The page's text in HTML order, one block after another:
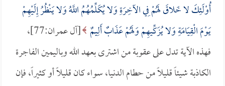
أُوْلَئِكَ لا خَلاقَ لَهُمْ فِي الآخِرَةِ وَلا يُكَلِّمُهُمُ اللَّهُ وَلا يَنْظُرُ إِلَيْهِمْ
يَوْمَ الْقِيَامَةِ وَلا يُزَكِّيهِمْ وَلَهُمْ عَذَابٌ أَلِيمٌ
[آل عمران:77]،
فهذه الآية تدل على عقوبة من اشترى بعهد الله وباليمين الفاجرة
الكاذبة شيئاً قليلاً من حطام الدنيا، سواء كان قليلاً أو كثيراً، فإن